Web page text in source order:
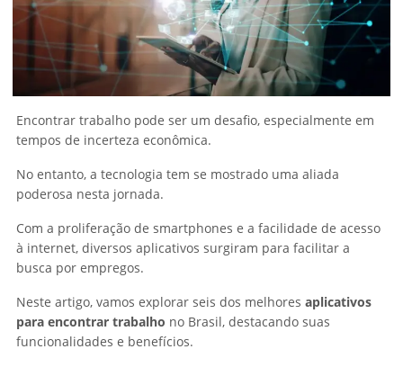
Encontrar trabalho pode ser um desafio, especialmente em
tempos de incerteza econômica.
No entanto, a tecnologia tem se mostrado uma aliada
poderosa nesta jornada.
Com a proliferação de smartphones e a facilidade de acesso
à internet, diversos aplicativos surgiram para facilitar a
busca por empregos.
Neste artigo, vamos explorar seis dos melhores aplicativos
para encontrar trabalho no Brasil, destacando suas
funcionalidades e benefícios.